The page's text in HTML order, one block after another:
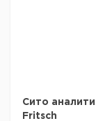
Сито
Fritsch